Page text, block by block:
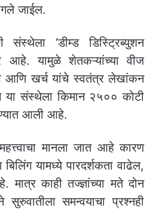
जाईल.
संस्थेला ‘डीम्ड डिस्ट्रिब्युशन
आहे. यामुळे शेतकऱ्यांच्या वीज
आणि खर्च यांचे स्वतंत्र लेखांकन
संस्थेला किमान २५०० कोटी
आली आहे.
मानला जात आहे कारण
यामध्ये पारदर्शकता वाढेल,
मात्र काही तज्ज्ञांच्या मते दोन
समन्वयाचा प्रश्नही